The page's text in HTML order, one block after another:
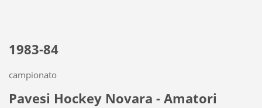
1983-84
campionato
Pavesi Hockey Novara - Amatori